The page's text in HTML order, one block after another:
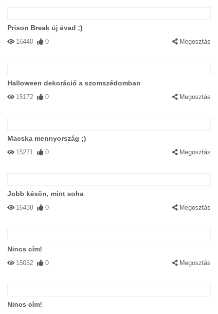
Prison Break új évad ;)
16440 0 Megosztás
Halloween dekoráció a szomszédomban
15172 0 Megosztás
Macska mennyország ;)
15271 0 Megosztás
Jobb későn, mint soha
16438 0 Megosztás
Nincs cím!
15052 0 Megosztás
Nincs cím!